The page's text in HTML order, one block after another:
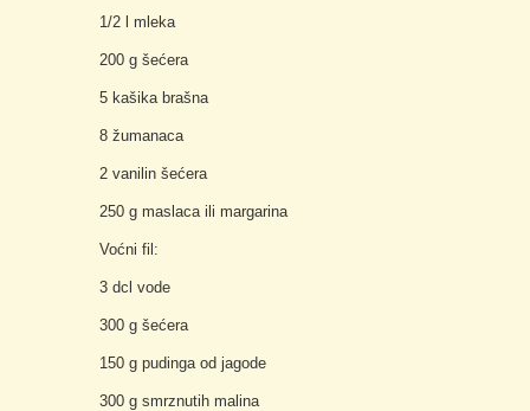
1/2 l mleka
200 g šećera
5 kašika brašna
8 žumanaca
2 vanilin šećera
250 g maslaca ili margarina
Voćni fil:
3 dcl vode
300 g šećera
150 g pudinga od jagode
300 g smrznutih malina